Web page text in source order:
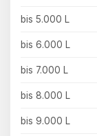
bis 5.000 L
bis 6.000 L
bis 7.000 L
bis 8.000 L
bis 9.000 L